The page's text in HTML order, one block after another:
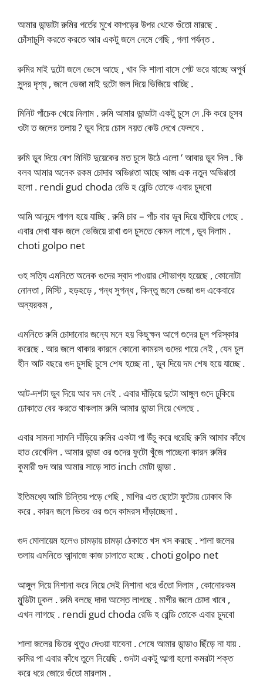
আমার ডান্ডাটা রুমির গর্তের মুখে কাপড়ের উপর থেকে গুঁতো মারছে .
চোঁসাচুসি করতে করতে আর একটু জলে নেমে গেছি , গলা পর্যন্ত .
রুমির মাই দুটো জলে ভেসে আছে , খাব কি শালা বাসে পেট ভরে যাচ্ছে অপুর্ব
সুন্দর দৃশ্য , জলে ভেজা মাই দুটো জল দিয়ে ভিজিয়ে খাচ্ছি .
মিনিট পাঁচেক খেয়ে নিলাম . রুমি আমার ডান্ডাটা একটু চুসে দে .কি করে চুসব
ওটা ত জলের তলায় ? ডুব দিয়ে চোস নয়ত কেউ দেখে ফেলবে .
রুমি ডুব দিয়ে বেশ মিনিট দুয়েকের মত চুসে উঠে এলো ‘ আবার ডুব দিল . কি
বলব আমার অনেক রকম চোদার অভিগ্গতা আছে আজ এক নতুন অভিগ্গতা
হলো . rendi gud choda রেডি হ রেন্ডি তোকে এবার চুদবো
আমি আনন্দে পাগল হয়ে যাচ্ছি . রুমি চার – পাঁচ বার ডুব দিয়ে হাঁফিয়ে গেছে .
এবার দেখা যাক জলে ভেজিয়ে রাখা গুদ চুসতে কেমন লাগে , ডুব দিলাম .
choti golpo net
ওহ সত্যি এমনিতে অনেক গুদের স্বাদ পাওয়ার সৌভাগ্য হয়েছে , কোনোটা
নোনতা , মিস্টি , হড়হড়ে , গন্ধ সুগন্ধ , কিন্তু জলে ভেজা গুদ একেবারে
অন্যরকম ,
এমনিতে রুমি চোদানোর জন্যে মনে হয় কিছুক্ষন আগে গুদের চুল পরিস্কার
করেছে . আর জলে থাকার কারনে কোনো কামরস গুদের গায়ে নেই , যেন চুল
হীন আট বছরে গুদ চুসছি চুসে শেষ হচ্ছে না , ডুব দিয়ে দম শেষ হয়ে যাচ্ছে .
আট-দশটা ডুব দিয়ে আর দম নেই . এবার দাঁড়িয়ে দুটো আঙ্গুল গুদে ঢুকিয়ে
ঢোকাতে বের করতে থাকলাম রুমি আমার ডান্ডা নিয়ে খেলছে .
এবার সামনা সামনি দাঁড়িয়ে রুমির একটা পা উঁচু করে ধরেছি রুমি আমার কাঁধে
হাত রেখেদিল . আমার ডান্ডা ওর গুদের ফুটো খুঁজে পাচ্ছেনা কারন রুমির
কুমারী গুদ আর আমার সাড়ে সাত inch মোটা ডান্ডা .
ইতিমধ্যে আমি চিন্তিয় পড়ে গেছি , মাগির এত ছোটো ফুটোয় ঢোকাব কি
করে . কারন জলে ভিতর ওর গুদে কামরস দাঁড়াচ্ছেনা .
গুদ মোলায়েম হলেও চামড়ায় চামড়া ঠেকাতে খস খস করছে . শালা জলের
তলায় এমনিতে আন্দাজে কাজ চালাতে হচ্ছে . choti golpo net
আঙ্গুল দিয়ে নিশানা করে নিয়ে সেই নিশানা ধরে গুঁতো দিলাম , কোনোরকম
মুন্ডিটা ঢুকল . রুমি বলছে দাদা আস্তে লাগছে . মাগীর জলে চোদা খাবে ,
এখন লাগছে . rendi gud choda রেডি হ রেন্ডি তোকে এবার চুদবো
শালা জলের ভিতর থুতুও দেওয়া যাবেনা . শেষে আমার ডান্ডাও ছিঁড়ে না যায় .
রুমির পা এবার কাঁধে তুলে নিয়েছি . গুদটা একটু আল্গা হলো কমরটা শক্ত
করে ধরে জোরে গুঁতো মারলাম .